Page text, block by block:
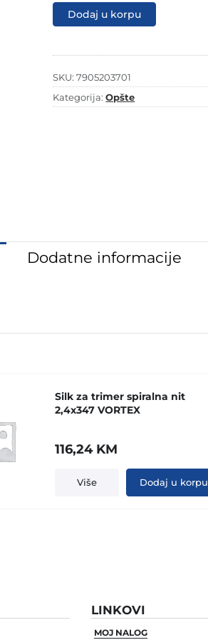
horizontalni
cjepač
količina
Dodaj u korpu
SKU:7905203701
Kategorija:Opšte
Dodatne informacije
Silk za trimer spiralna nit
2,4x347 VORTEX
116,24 KM
Više Dodaj u korpu
LINKOVI
MOJ NALOG